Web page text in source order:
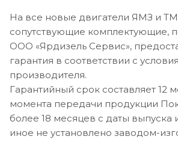
На все новые двигатели ЯМЗ и
сопутствующие комплектующие,
ООО «Ярдизель Сервис»,
гарантия в соответствии с
производителя.
Гарантийный срок составляет 12
момента передачи продукции
более 18 месяцев с даты выпуска
иное не установлено заводом-